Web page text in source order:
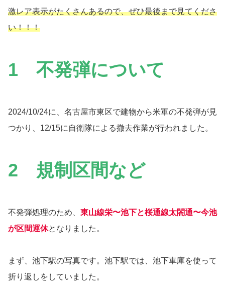
激レア表示がたくさんあるので、ぜひ最後まで見てくださ
い！！！
1 不発弾について
2024/10/24に、名古屋市東区で建物から米軍の不発弾が見
つかり、12/15に自衛隊による撤去作業が行われました。
2 規制区間など
不発弾処理のため、 東山線栄〜池下と桜通線太閤通〜今池
が区間運休となりました。
まず、池下駅の写真です。池下駅では、池下車庫を使って
折り返しをしていました。